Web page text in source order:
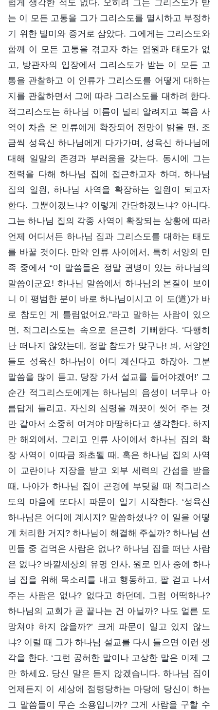
럽게 생각한 적도 없다. 오히려 그는 그리스도가 받
는 이 모든 고통을 그가 그리스도를 멸시하고 부정하
기 위한 빌미와 증거로 삼았다. 그에게는 그리스도와
함께 이 모든 고통을 겪고자 하는 염원과 태도가 없
고, 방관자의 입장에서 그리스도가 받는 이 모든 고
통을 관찰하고 이 인류가 그리스도를 어떻게 대하는
지를 관찰하면서 그에 따라 그리스도를 대하려 한다.
적그리스도는 하나님 이름이 널리 알려지고 복음 사
역이 차츰 온 인류에게 확장되어 전망이 밝을 땐, 조
금씩 성육신 하나님에게 다가가며, 성육신 하나님에
대해 일말의 존경과 부러움을 갖는다. 동시에 그는
전력을 다해 하나님 집에 접근하고자 하며, 하나님
집의 일원, 하나님 사역을 확장하는 일원이 되고자
한다. 그뿐이겠느냐? 이렇게 간단하겠느냐? 아니다.
그는 하나님 집의 각종 사역이 확장되는 상황에 따라
언제 어디서든 하나님 집과 그리스도를 대하는 태도
를 바꿀 것이다. 만약 인류 사이에서, 특히 서양의 민
족 중에서 “이 말씀들은 정말 권병이 있는 하나님의
말씀이군요! 하나님 말씀에서 하나님의 본질이 보이
니 이 평범한 분이 바로 하나님이시고 이 도(道)가 바
로 참도인 게 틀림없어요.”라고 말하는 사람이 있으
면, 적그리스도는 속으로 은근히 기뻐한다. ‘다행히
난 떠나지 않았는데, 정말 참도가 맞구나! 봐, 서양인
들도 성육신 하나님이 어디 계신다고 하잖아. 그분
말씀을 많이 듣고, 당장 가서 설교를 들어야겠어!’ 그
순간 적그리스도에게는 하나님의 음성이 너무나 아
름답게 들리고, 자신의 심령을 깨끗이 씻어 주는 것
만 같아서 소중히 여겨야 마땅하다고 생각한다. 하지
만 해외에서, 그리고 인류 사이에서 하나님 집의 확
장 사역이 이따금 좌초될 때, 혹은 하나님 집의 사역
이 교란이나 지장을 받고 외부 세력의 간섭을 받을
때, 나아가 하나님 집이 곤경에 부딪힐 때 적그리스
도의 마음에 또다시 파문이 일기 시작한다. ‘성육신
하나님은 어디에 계시지? 말씀하셨나? 이 일을 어떻
게 처리한 거지? 하나님이 해결해 주실까? 하나님 선
민들 중 겁먹은 사람은 없나? 하나님 집을 떠난 사람
은 없나? 바깥세상의 유명 인사, 원로 인사 중에 하나
님 집을 위해 목소리를 내고 행동하고, 팔 걷고 나서
주는 사람은 없나? 없다고 하던데, 그럼 어떡하나?
하나님의 교회가 곧 끝나는 건 아닐까? 나도 얼른 도
망쳐야 하지 않을까?’ 크게 파문이 일고 있지 않느
냐? 이럴 때 그가 하나님 설교를 다시 들으면 이런 생
각을 한다. ‘그런 공허한 말이나 고상한 말은 이제 그
만 하세요. 당신 말은 듣지 않겠습니다. 하나님 집이
언제든지 이 세상에 점령당하는 마당에 당신이 하는
그 말씀들이 무슨 소용입니까? 그게 사람을 구할 수